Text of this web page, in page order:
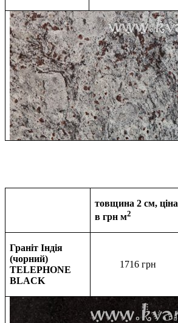
товщина 2 см, ціна
в грн м2
Граніт Індія
(чорний)
TELEPHONE
BLACK
1716 грн